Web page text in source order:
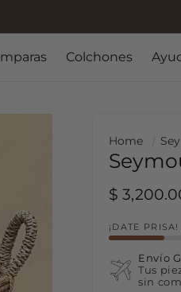
Colchones
Home
Regular
$
¡DATE
Envío
Tus
sin